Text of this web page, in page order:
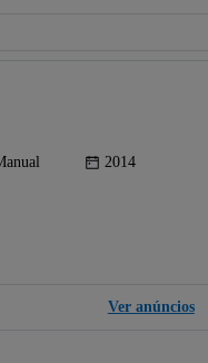
2014
Ver anúncios